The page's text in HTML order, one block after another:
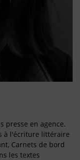
presse en agence.
à l'écriture littéraire
Carnets de bord
les textes